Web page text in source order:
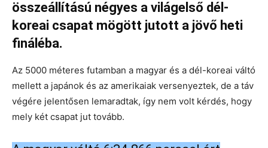
összeállítású négyes a világelső dél-
koreai csapat mögött jutott a jövő heti
fináléba.
Az 5000 méteres futamban a magyar és a dél-koreai váltó
mellett a japánok és az amerikaiak versenyeztek, de a táv
végére jelentősen lemaradtak, így nem volt kérdés, hogy
mely két csapat jut tovább.